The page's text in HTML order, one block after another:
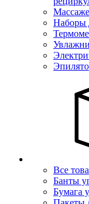
Наборы
Все
Банты
Бумага